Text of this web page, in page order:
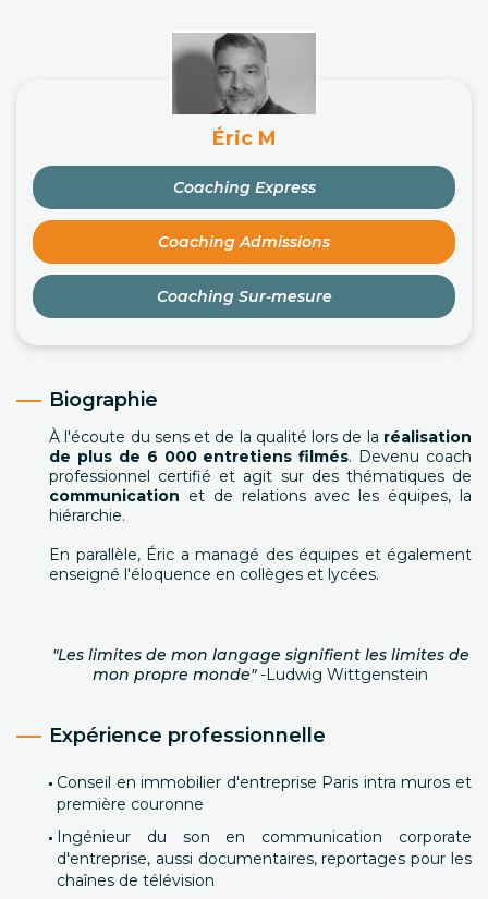
Éric M
Coaching Express
Coaching Admissions
Coaching Sur-mesure
Biographie
À l'écoute du sens et de la qualité lors de la réalisation
de plus de 6 000 entretiens filmés. Devenu coach
professionnel certifié et agit sur des thématiques de
communication et de relations avec les équipes, la
hiérarchie.
En parallèle, Éric a managé des équipes et également
enseigné l'éloquence en collèges et lycées.
"Les limites de mon langage signifient les limites de
mon propre monde"-Ludwig Wittgenstein
Expérience professionnelle
Conseil en immobilier d'entreprise Paris intra muros et
première couronne
Ingénieur du son en communication corporate
d'entreprise, aussi documentaires, reportages pour les
chaînes de télévision